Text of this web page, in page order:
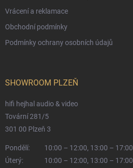
Vrácení a reklamace
Obchodní podmínky
Podmínky ochrany osobních údajů
SHOWROOM PLZEŇ
hifi hejhal audio & video
Tovární 281/5
301 00 Plzeň 3
Pondělí:
10:00 – 12:00, 13:00 – 17:00
Úterý:
10:00 – 12:00, 13:00 – 17:00